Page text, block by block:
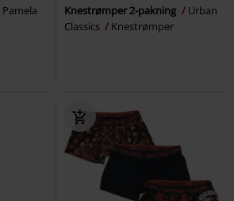
Pamela
Knestrømper 2-pakning
Urban
Classics
Knestrømper